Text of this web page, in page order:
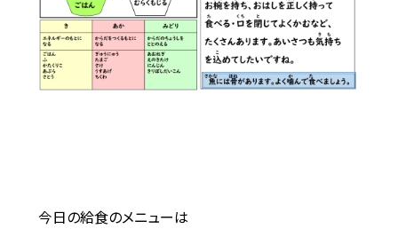
今日の給食のメニューは